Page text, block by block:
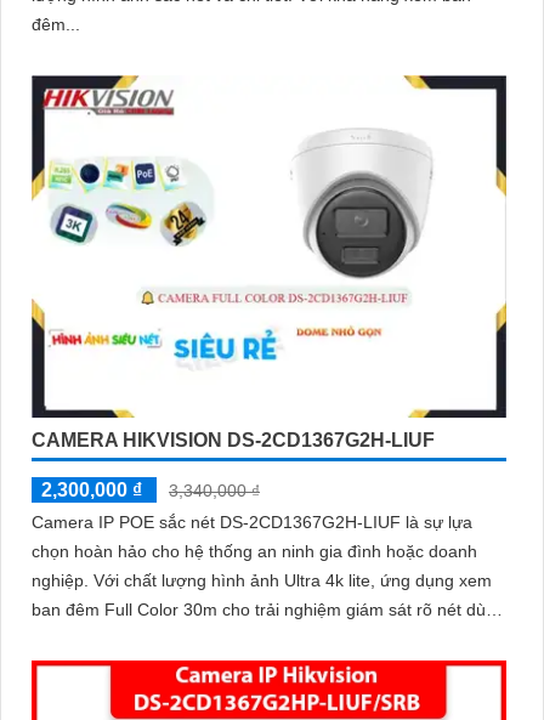
đêm...
CAMERA HIKVISION DS-2CD1367G2H-LIUF
2,300,000 ₫
3,340,000 ₫
Camera IP POE sắc nét DS-2CD1367G2H-LIUF là sự lựa
chọn hoàn hảo cho hệ thống an ninh gia đình hoặc doanh
nghiệp. Với chất lượng hình ảnh Ultra 4k lite, ứng dụng xem
ban đêm Full Color 30m cho trải nghiệm giám sát rõ nét dù